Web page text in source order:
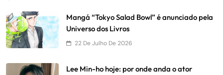
Mangá “Tokyo Salad Bowl” é anunciado pela
Universo dos Livros
22 De Julho De 2026
Lee Min-ho hoje: por onde anda o ator